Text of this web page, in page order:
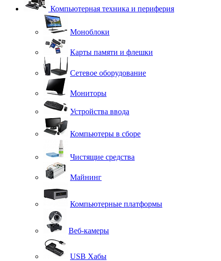
Компьютерная техника и периферия
Моноблоки
Карты памяти и флешки
Сетевое оборудование
Мониторы
Устройства ввода
Компьютеры в сборе
Чистящие средства
Майнинг
Компьютерные платформы
Веб-камеры
USB Хабы